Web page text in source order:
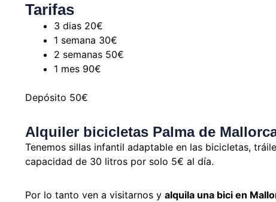
Tarifas
3 dias 20€
1 semana 30€
2 semanas 50€
1 mes 90€
Depósito 50€
Alquiler bicicletas Palma de
Tenemos sillas infantil adaptable en las bicicletas,
capacidad de 30 litros por solo 5€ al día.
Por lo tanto ven a visitarnos y alquila una bici en